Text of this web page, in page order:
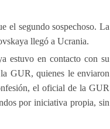
el segundo sospechoso. La
llegó a Ucrania.
estuvo en contacto con su
GUR, quienes le enviaron
el oficial de la GUR
por iniciativa propia, sin